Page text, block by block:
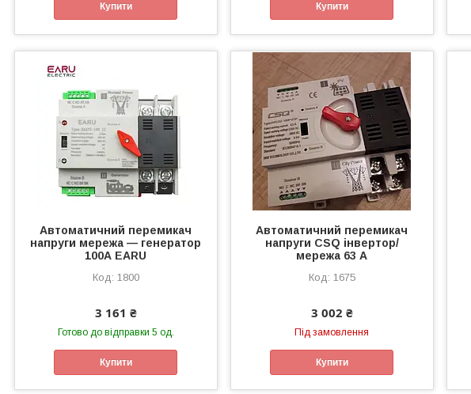
Купити Купити
Автоматичний перемикач
напруги мережа — генератор
100А EARU
1800
3 161 ₴
Готово до відправки 5 од.
Купити
Автоматичний перемикач
напруги CSQ інвертор/
мережа 63 А
1675
3 002 ₴
Під замовлення
Купити